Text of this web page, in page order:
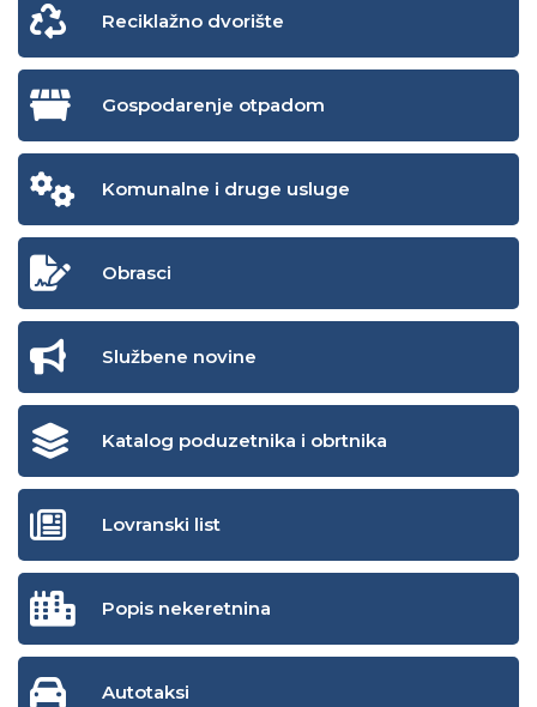
Reciklažno dvorište
Gospodarenje otpadom
Komunalne i druge usluge
Obrasci
Službene novine
Katalog poduzetnika i obrtnika
Lovranski list
Popis nekeretnina
Autotaksi